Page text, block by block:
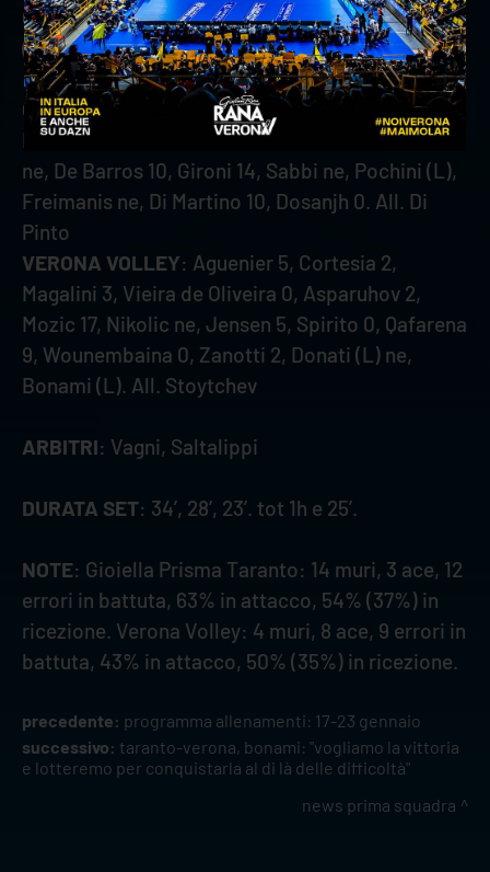
Gioiella Prisma Taranto-Verona Volley 3-0
(25-23, 25-23, 25-14)
GIOIELLA PRISMA TARANTO
: Stefani 13,
Laurenzano (L), Alletti 10, Falaschi 3, Randazzo
ne, De Barros 10, Gironi 14, Sabbi ne, Pochini (L),
Freimanis ne, Di Martino 10, Dosanjh 0. All. Di
Pinto
VERONA VOLLEY: Aguenier 5, Cortesia 2,
Magalini 3, Vieira de Oliveira 0, Asparuhov 2,
Mozic 17, Nikolic ne, Jensen 5, Spirito 0, Qafarena
9, Wounembaina 0, Zanotti 2, Donati (L) ne,
Bonami (L). All. Stoytchev
ARBITRI: Vagni, Saltalippi
DURATA SET: 34’, 28’, 23’. tot 1h e 25’.
NOTE: Gioiella Prisma Taranto: 14 muri, 3 ace, 12
errori in battuta, 63% in attacco, 54% (37%) in
ricezione. Verona Volley: 4 muri, 8 ace, 9 errori in
battuta, 43% in attacco, 50% (35%) in ricezione.
precedente: programma allenamenti: 17-23 gennaio
successivo: taranto-verona, bonami: "vogliamo la vittoria
e lotteremo per conquistarla al di là delle difficoltà"
news prima squadra